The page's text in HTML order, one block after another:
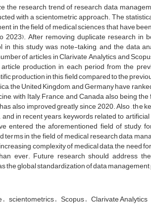
the research trend of research data
with a scientometric approach. The
in the field of medical sciences that have
After removing duplicate research in
this study was note-taking, and the data
of articles in Clarivate Analytics and
production in each period from the
production in this field compared to the
the United Kingdom, and Germany have
with Italy, France, and Canada also being
also improved greatly since 2020. Also , the
in recent years, keywords related to
entered the aforementioned field of study,
terms in the field of medical research data
complexity of medical data, the need
ever. Future research should address
the global standardization of data
scientometrics Scopus Clarivate Analytics